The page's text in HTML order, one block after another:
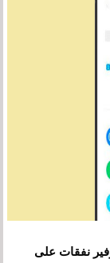
نفقات على